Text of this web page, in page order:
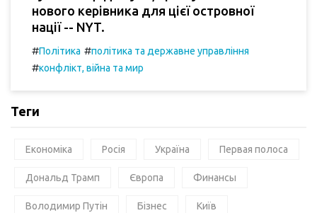
нового керівника для цієї островної
нації -- NYT.
#Політика #політика та державне управління
#конфлікт, війна та мир
Теги
Економіка Росія Україна Первая полоса
Дональд Трамп Європа Финансы
Володимир Путін Бізнес Київ